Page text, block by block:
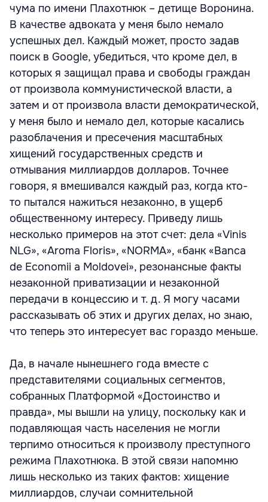
чума по имени Плахотнюк – детище Воронина.
В качестве адвоката у меня было немало
успешных дел. Каждый может, просто задав
поиск в Google, убедиться, что кроме дел, в
которых я защищал права и свободы граждан
от произвола коммунистической власти, а
затем и от произвола власти демократической,
у меня было и немало дел, которые касались
разоблачения и пресечения масштабных
хищений государственных средств и
отмывания миллиардов долларов. Точнее
говоря, я вмешивался каждый раз, когда кто-
то пытался нажиться незаконно, в ущерб
общественному интересу. Приведу лишь
несколько примеров на этот счет: дела «Vinis
NLG», «Aroma Floris», «NORMA», «банк «Banca
de Economii a Moldovei», резонансные факты
незаконной приватизации и незаконной
передачи в концессию и т. д. Я могу часами
рассказывать об этих и других делах, но знаю,
что теперь это интересует вас гораздо меньше.
Да, в начале нынешнего года вместе с
представителями социальных сегментов,
собранных Платформой «Достоинство и
правда», мы вышли на улицу, поскольку как и
подавляющая часть населения не могли
терпимо относиться к произволу преступного
режима Плахотнюка. В этой связи напомню
лишь несколько из таких фактов: хищение
миллиардов, случаи сомнительной